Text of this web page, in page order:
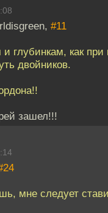
#11
глубинкам, как
двойников.
зашел!!!
мне следует